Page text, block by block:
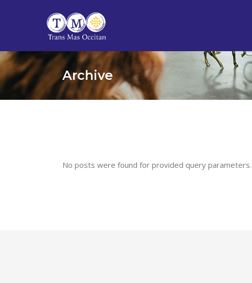
Archive
No posts were found for provided query parameters.